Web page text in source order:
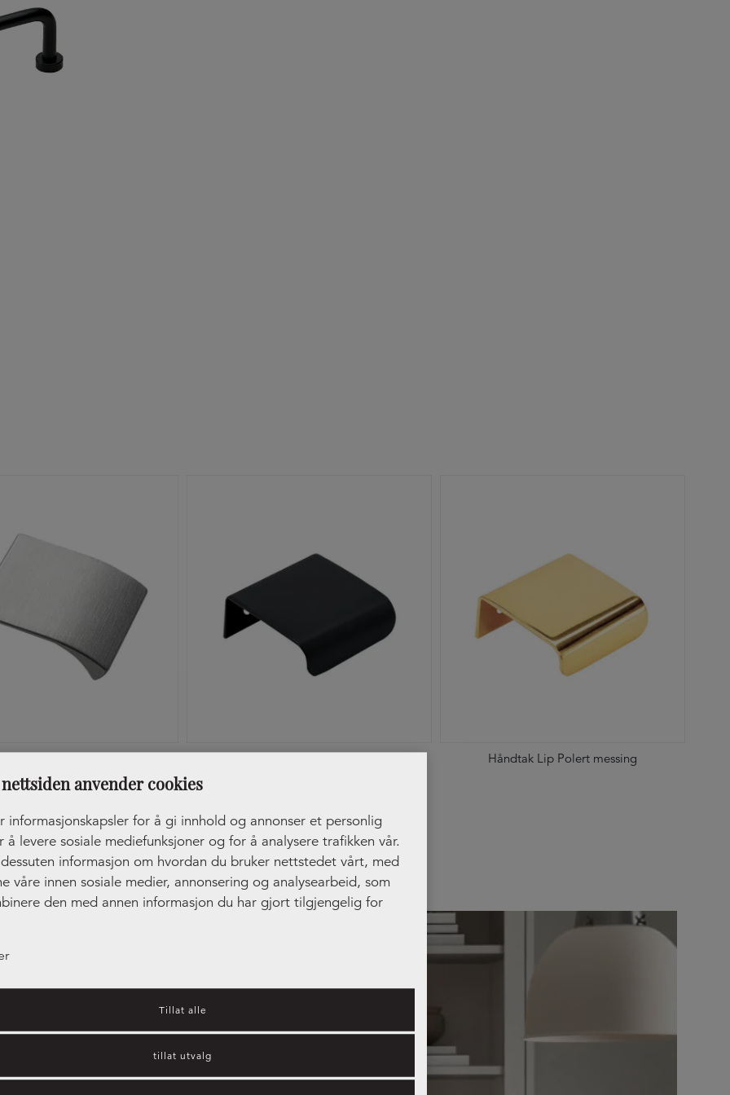
anvender cookies
informasjonskapsler for å gi innhold og annonser et personlig
å levere sosiale mediefunksjoner og for å analysere trafikken vår.
informasjon om hvordan du bruker nettstedet vårt, med
våre innen sosiale medier, annonsering og analysearbeid, som
den med annen informasjon du har gjort tilgjengelig for
Tillat alle
tillat utvalg
Edge Straight Rustfri Håndtak Lip Svart Håndtak Lip Polert messing